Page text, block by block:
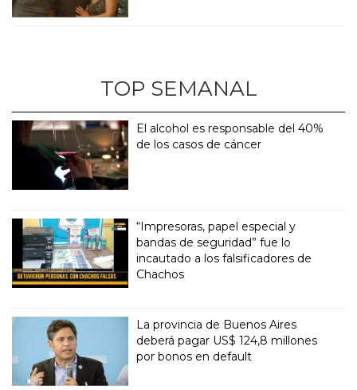
TOP SEMANAL
El alcohol es responsable del 40%
de los casos de cáncer
“Impresoras, papel especial y
bandas de seguridad” fue lo
incautado a los falsificadores de
Chachos
La provincia de Buenos Aires
deberá pagar US$ 124,8 millones
por bonos en default